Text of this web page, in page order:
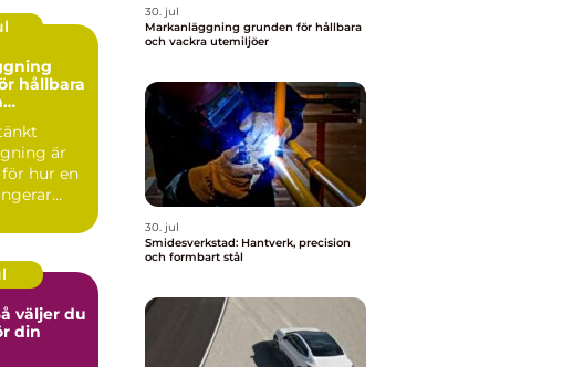
hållbara
är
hur en
väljer du
din
30. jul
Markanläggning grunden för hållbara
och vackra utemiljöer
30. jul
Smidesverkstad: Hantverk, precision
och formbart stål